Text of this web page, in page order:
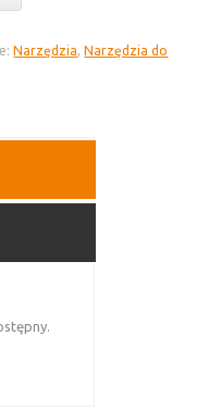
Narzędzia,Narzędzia do